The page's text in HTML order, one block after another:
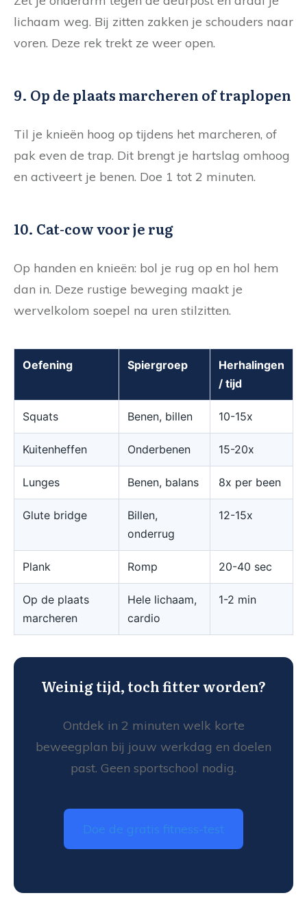
lichaam weg. Bij zitten zakken je schouders naar
voren. Deze rek trekt ze weer open.
9. Op de plaats marcheren of traplopen
Til je knieën hoog op tijdens het marcheren, of
pak even de trap. Dit brengt je hartslag omhoog
en activeert je benen. Doe 1 tot 2 minuten.
10. Cat-cow voor je rug
Op handen en knieën: bol je rug op en hol hem
dan in. Deze rustige beweging maakt je
wervelkolom soepel na uren stilzitten.
Oefening Spiergroep
Herhalingen
/ tijd
Squats Benen, billen 10-15x
Kuitenheffen Onderbenen 15-20x
Lunges Benen, balans 8x per been
Glute bridge
Billen,
onderrug
12-15x
Plank Romp 20-40 sec
Op de plaats
marcheren
Hele lichaam,
cardio
1-2 min
Weinig tijd, toch fitter worden?
Ontdek in 2 minuten welk korte
beweegplan bij jouw werkdag en doelen
past. Geen sportschool nodig.
Doe de gratis fitness-test